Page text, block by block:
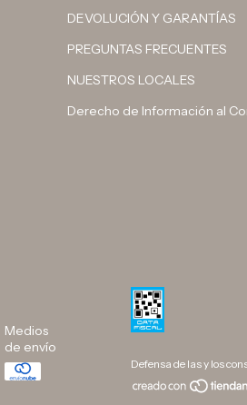
DEVOLUCIÓN Y GARANTÍAS
PREGUNTAS FRECUENTES
NUESTROS LOCALES
Derecho de Información al
Medios
de envío
Defensa de las y los